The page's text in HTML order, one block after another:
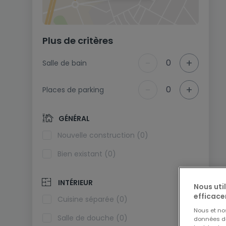
Plus de critères
Salle de bain 0 +
Places de parking 0 +
GÉNÉRAL
Nouvelle construction (0)
Bien existant (0)
INTÉRIEUR
Cuisine séparée (0)
Salle de douche (0)
Nous
Nous et
données